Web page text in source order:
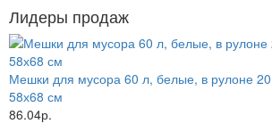
Лидеры продаж
Мешки для мусора 60 л, белые, в рулоне
58х68 см
86.04р.